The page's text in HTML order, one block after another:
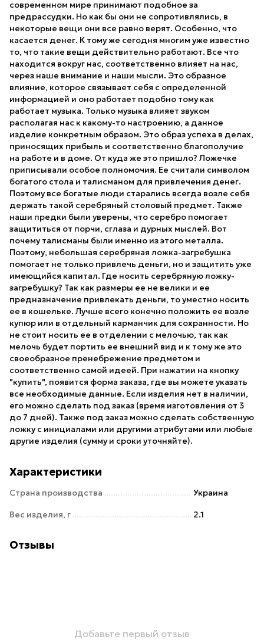
современном мире принимают подобное за
предрассудки. Но как бы они не сопротивлялись, в
некоторые вещи они все равно верят. Особенно, что
касается денег. К тому же сегодня многим уже известно
то, что такие вещи действительно работают. Все что
находится вокруг нас, соответственно влияет на нас,
через наше внимание и наши мысли. Это образное
влияние, которое связывает себя с определенной
информацией и оно работает подобно тому как
работает музыка. Только музыка влияет звуком
располагая нас к какому-то настроению, а данное
изделие конкретным образом. Это образ успеха в делах,
приносящих прибыль и соответственно благополучие
на работе и в доме. От куда же это пришло? Ложечке
приписывали особое полномочия. Ее считали символом
богатого стола и талисманом для привлечения денег.
Поэтому все богатые люди старались всегда возле себя
держать такой серебряный столовый предмет. Также
наши предки были уверены, что серебро помогает
защититься от порчи, сглаза и дурных мыслей. Вот
почему талисманы были именно из этого металла.
Поэтому, небольшая серебряная ложка-загребушка
помогает не только привлечь деньги, но и защитить уже
имеющийся капитал. Где носить серебряную ложку-
загребушку? Так как размеры ее не велики и ее
предназначение привлекать деньги, то уместно носить
ее в кошельке. Лучше всего конечно положить ее возле
купюр или в отдельный карманчик для сохранности. Но
не стоит носить ее в отделении с мелочью, так как
мелочь будет портить ее внешний вид и к тому же это
своеобразное пренебрежение предметом и
соответственно самой идеей. При нажатии на кнопку
"купить", появится форма заказа, где вы можете указать
все необходимые данные. Если изделия нет в наличии,
его можно сделать под заказ (время изготовления от 3
до 7 дней). Также под заказ можно сделать собственную
ложку с инициалами или другими атрибутами или любые
другие изделия (сумму и сроки уточняйте).
Характеристики
Страна производства Украина
Вес изделия, г 2.1
Отзывы
Добавьте первый отзыв